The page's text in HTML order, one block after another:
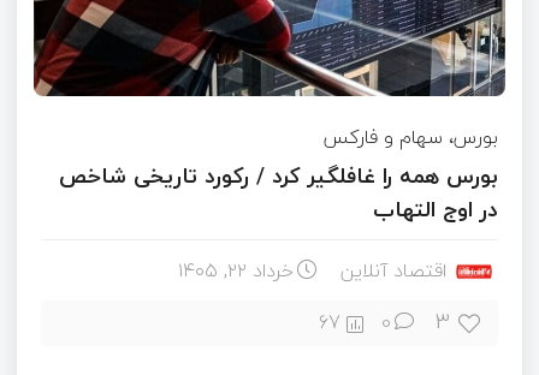
بورس، سهام و فارکس
بورس همه را غافلگیر کرد / رکورد تاریخی شاخص
در اوج التهاب
اقتصاد آنلاین خرداد ۲۲, ۱۴۰۵
3
0
67